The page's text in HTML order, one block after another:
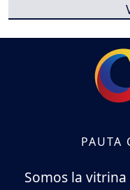
PAUTA
Somos la